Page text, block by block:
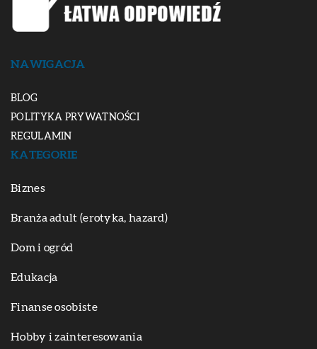
NAWIGACJA
BLOG
POLITYKA PRYWATNOŚCI
REGULAMIN
KATEGORIE
Biznes
Branża adult (erotyka, hazard)
Dom i ogród
Edukacja
Finanse osobiste
Hobby i zainteresowania